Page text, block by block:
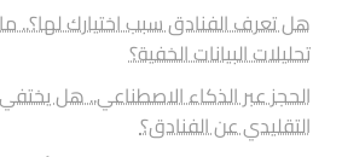
هل تعرف الفنادق سبب اختيارك لها؟..
تحليلات البيانات الخفية؟
الحجز عبر الذكاء الاصطناعي.. هل
التقليدي عن الفنادق؟